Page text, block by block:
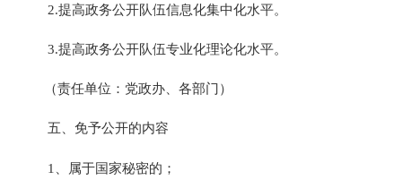
2.提高政务公开队伍信息化集中化水平。
3.提高政务公开队伍专业化理论化水平。
（责任单位：党政办、各部门）
五、免予公开的内容
1 、属于国家秘密的；